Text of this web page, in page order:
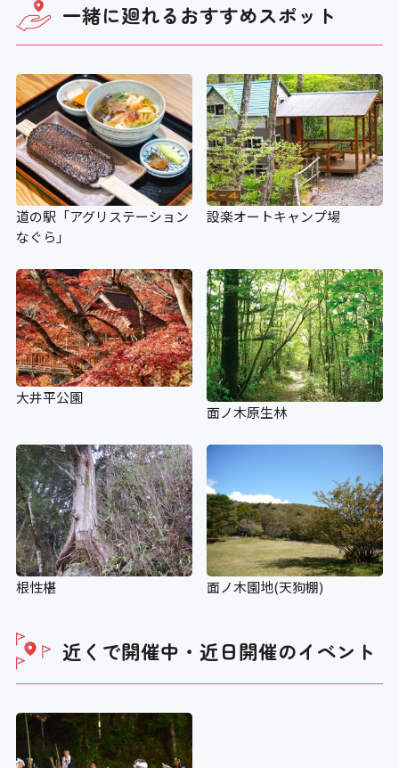
一緒に廻れるおすすめスポット
道の駅「アグリステーション
なぐら」
設楽オートキャンプ場
大井平公園
面ノ木原生林
根性椹 面ノ木園地(天狗棚)
近くで開催中・近日開催のイベント